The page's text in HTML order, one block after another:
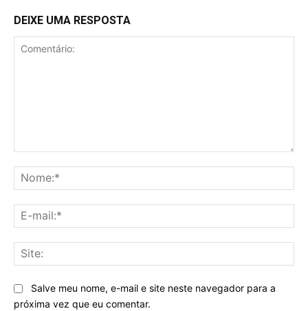
DEIXE UMA RESPOSTA
Salve meu nome, e-mail e site neste navegador para a
próxima vez que eu comentar.